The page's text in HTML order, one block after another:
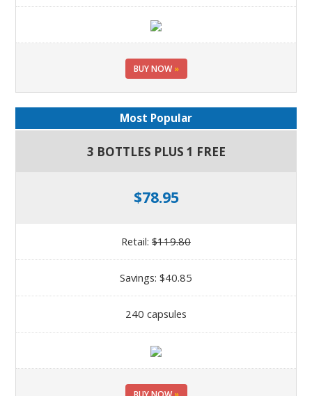
BUY NOW »
Most Popular
3 BOTTLES PLUS 1 FREE
$78.95
Retail: $119.80
Savings: $40.85
240 capsules